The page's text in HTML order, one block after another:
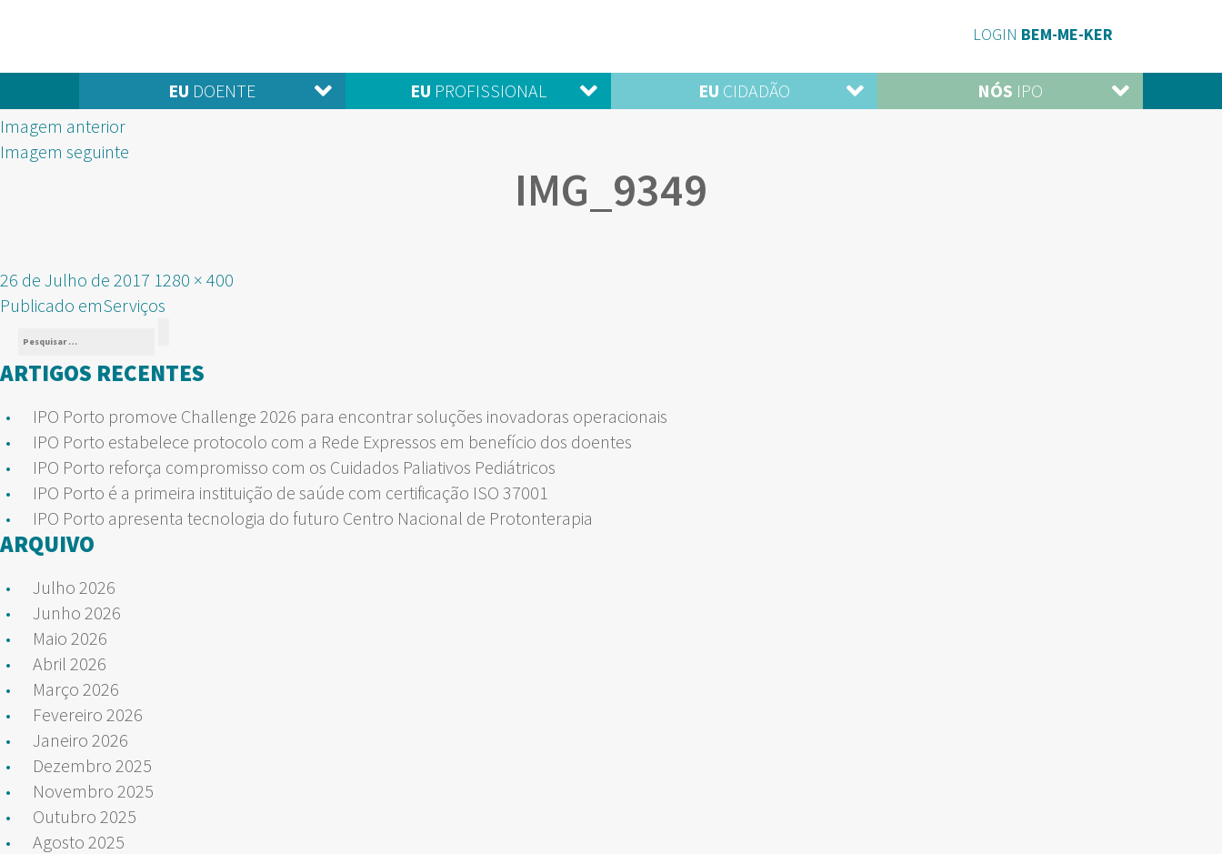
LOGIN BEM-ME-KER
EU DOENTE EU PROFISSIONAL EU CIDADÃO NÓS IPO
Imagem anterior
Imagem seguinte
IMG_9349
Publicado
em
26 de Julho de 2017 Tamanho
real
1280 × 400
NAVEGAÇÃO
DE
ARTIGOS
Publicado emServiços
Pesquisar
por:
ARTIGOS RECENTES
IPO Porto promove Challenge 2026 para encontrar soluções inovadoras operacionais
IPO Porto estabelece protocolo com a Rede Expressos em benefício dos doentes
IPO Porto reforça compromisso com os Cuidados Paliativos Pediátricos
IPO Porto é a primeira instituição de saúde com certificação ISO 37001
IPO Porto apresenta tecnologia do futuro Centro Nacional de Protonterapia
ARQUIVO
Julho 2026
Junho 2026
Maio 2026
Abril 2026
Março 2026
Fevereiro 2026
Janeiro 2026
Dezembro 2025
Novembro 2025
Outubro 2025
Agosto 2025